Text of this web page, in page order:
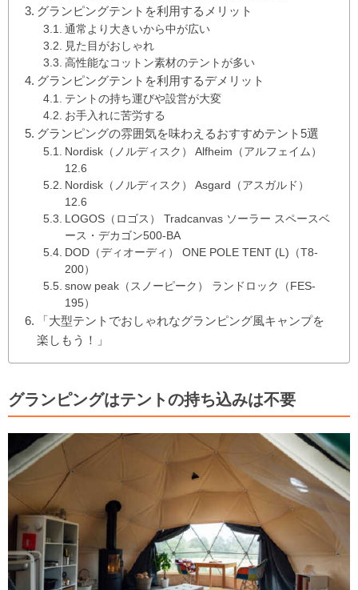
グランピングテントを利用するメリット
通常より大きいから中が広い
見た目がおしゃれ
高性能なコットン素材のテントが多い
グランピングテントを利用するデメリット
テントの持ち運びや設営が大変
お手入れに苦労する
グランピングの雰囲気を味わえるおすすめテント5選
Nordisk（ノルディスク） Alfheim（アルフェイム）
12.6
Nordisk（ノルディスク） Asgard（アスガルド）
12.6
LOGOS（ロゴス） Tradcanvas ソーラー スペースベ
ース・デカゴン500-BA‎
DOD（ディオーディ） ONE POLE TENT (L)（T8-
200）
snow peak（スノーピーク） ランドロック（FES-
195）
「大型テントでおしゃれなグランピング風キャンプを
楽しもう！」
グランピングはテントの持ち込みは不要